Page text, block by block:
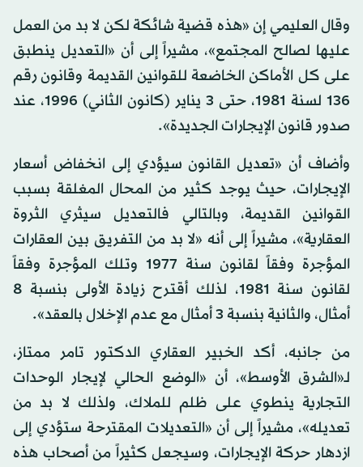
وقال العليمي إن «هذه قضية شائكة لكن لا بد من العمل
عليها لصالح المجتمع»، مشيراً إلى أن «التعديل ينطبق
على كل الأماكن الخاضعة للقوانين القديمة وقانون رقم
136 لسنة 1981، حتى 3 يناير (كانون الثاني) 1996، عند
صدور قانون الإيجارات الجديدة».
وأضاف أن «تعديل القانون سيؤدي إلى انخفاض أسعار
الإيجارات، حيث يوجد كثير من المحال المغلقة بسبب
القوانين القديمة، وبالتالي فالتعديل سيثري الثروة
العقارية»، مشيراً إلى أنه «لا بد من التفريق بين العقارات
المؤجرة وفقاً لقانون سنة 1977 وتلك المؤجرة وفقاً
لقانون سنة 1981، لذلك أقترح زيادة الأولى بنسبة 8
أمثال، والثانية بنسبة 3 أمثال مع عدم الإخلال بالعقد».
من جانبه، أكد الخبير العقاري الدكتور تامر ممتاز،
لـ«الشرق الأوسط»، أن «الوضع الحالي لإيجار الوحدات
التجارية ينطوي على ظلم للملاك، ولذلك لا بد من
تعديله»، مشيراً إلى أن «التعديلات المقترحة ستؤدي إلى
ازدهار حركة الإيجارات، وسيجعل كثيراً من أصحاب هذه